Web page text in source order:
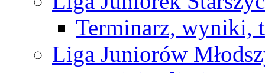
Terminarz, wyniki,
Liga Juniorów